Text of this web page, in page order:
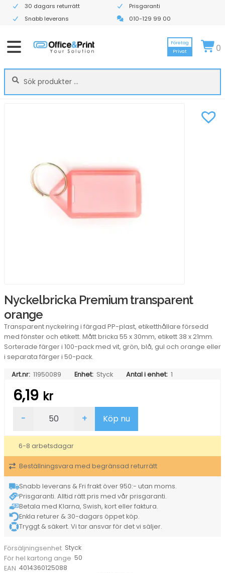
30 dagars returrätt
Prisgaranti
Snabb leverans
010-129 99 00
Sök
efter:
Sök
Företag
Privat
0
Nyckelbricka Premium transparent
orange
Transparent nyckelring i färgad PP-plast, etiketthållare försedd
med fönster och etikett. Mått bricka 55 x 30mm, etikett 38 x 21mm.
Sorterade färger i 100-pack med vit, grön, blå, gul och orange eller
i separata färger i 50-pack.
Art.nr: 11950089 Enhet: Styck Antal i enhet: 1
6,19 kr
Premium
orange
mängd
- + Köp nu
6-8 arbetsdagar
Beställningsvara med begränsad returrätt
Snabb leverans & Fri frakt över 950:- utan moms.
Prisgaranti. Alltid rätt pris med vår prisgaranti.
Betala med Klarna, Swish, kort eller faktura.
Enkla returer & 30-dagars öppet köp.
Tryggt & säkert. Vi tar ansvar för det vi säljer.
Försäljningsenhet Styck
För hel kartong ange 50
EAN 4014360125088